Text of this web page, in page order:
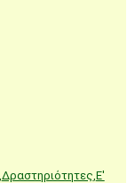
Δραστηριότητες Ε'